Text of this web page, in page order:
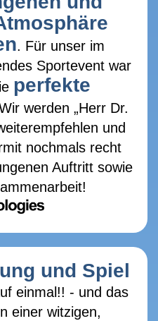
. Für unser im
Sportevent war
perfekte
werden „Herr Dr.
und
nochmals recht
Auftritt sowie
und Spiel
einmal!! - und das
einer witzigen,